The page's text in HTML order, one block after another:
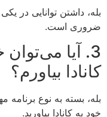
بله، داشتن توانایی در
ضروری است.
3. آیا می‌توان
کانادا بیاورم؟
بله، بسته به نوع برنامه
خود به کانادا بیاورید.